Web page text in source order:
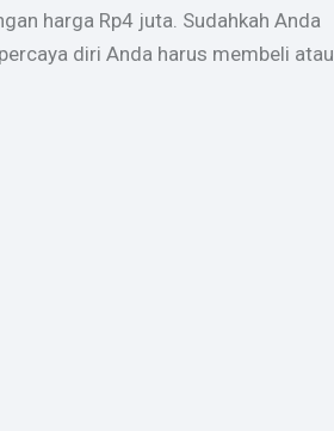
harga Rp4 juta. Sudahkah Anda
diri Anda harus membeli atau